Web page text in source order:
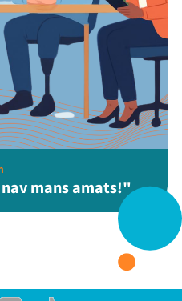
X Instagram
Flick TikTok
mans amats!"